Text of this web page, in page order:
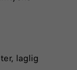
laglig